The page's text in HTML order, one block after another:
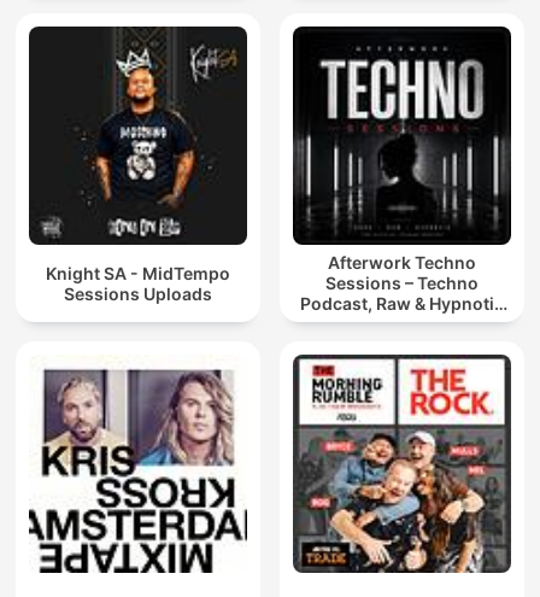
Knight SA - MidTempo
Sessions Uploads
Afterwork Techno
Sessions – Techno
Podcast, Raw & Hypnotic
Techno Mixes